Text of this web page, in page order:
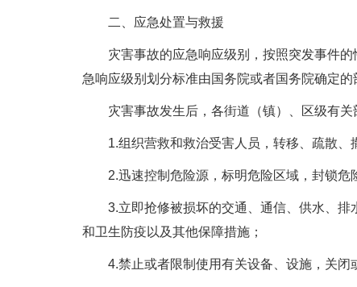
二、应急处置与救援
灾害事故的应急响应级别，按照突发事件的
急响应级别划分标准由国务院或者国务院确定
灾害事故发生后，各街道（镇）、区级有关
1.组织营救和救治受害人员，转移、疏散、
2.迅速控制危险源，标明危险区域，封锁危
3.立即抢修被损坏的交通、通信、供水、排
和卫生防疫以及其他保障措施；
4.禁止或者限制使用有关设备、设施，关闭